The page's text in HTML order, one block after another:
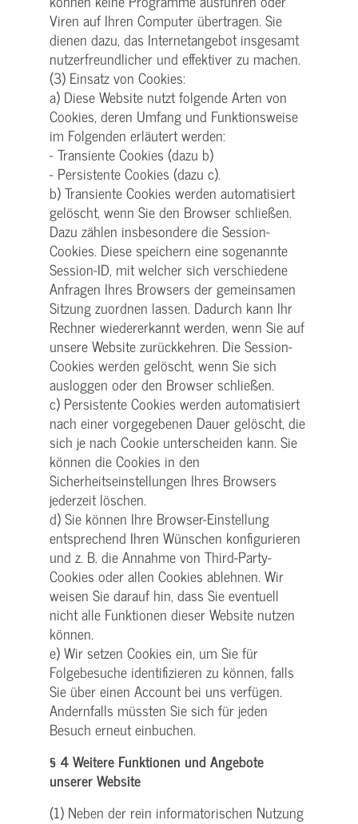
Viren auf Ihren Computer übertragen. Sie
dienen dazu, das Internetangebot insgesamt
nutzerfreundlicher und effektiver zu machen.
(3) Einsatz von Cookies:
a) Diese Website nutzt folgende Arten von
Cookies, deren Umfang und Funktionsweise
im Folgenden erläutert werden:
- Transiente Cookies (dazu b)
- Persistente Cookies (dazu c).
b) Transiente Cookies werden automatisiert
gelöscht, wenn Sie den Browser schließen.
Dazu zählen insbesondere die Session-
Cookies. Diese speichern eine sogenannte
Session-ID, mit welcher sich verschiedene
Anfragen Ihres Browsers der gemeinsamen
Sitzung zuordnen lassen. Dadurch kann Ihr
Rechner wiedererkannt werden, wenn Sie auf
unsere Website zurückkehren. Die Session-
Cookies werden gelöscht, wenn Sie sich
ausloggen oder den Browser schließen.
c) Persistente Cookies werden automatisiert
nach einer vorgegebenen Dauer gelöscht, die
sich je nach Cookie unterscheiden kann. Sie
können die Cookies in den
Sicherheitseinstellungen Ihres Browsers
jederzeit löschen.
d) Sie können Ihre Browser-Einstellung
entsprechend Ihren Wünschen konfigurieren
und z. B. die Annahme von Third-Party-
Cookies oder allen Cookies ablehnen. Wir
weisen Sie darauf hin, dass Sie eventuell
nicht alle Funktionen dieser Website nutzen
können.
e) Wir setzen Cookies ein, um Sie für
Folgebesuche identifizieren zu können, falls
Sie über einen Account bei uns verfügen.
Andernfalls müssten Sie sich für jeden
Besuch erneut einbuchen.
§ 4 Weitere Funktionen und Angebote
unserer Website
(1) Neben der rein informatorischen Nutzung